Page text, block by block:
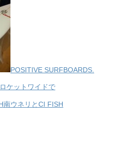
POSITIVE SURFBOARDS.
ロケットワイドで
南ウネリとCI FISH